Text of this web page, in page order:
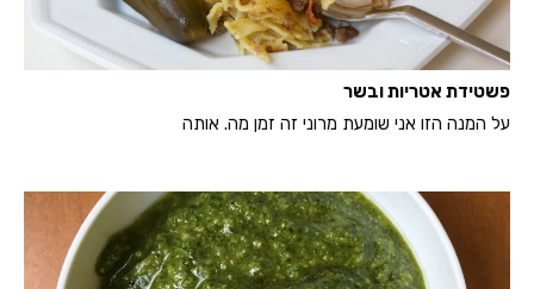
פשטידת אטריות ובשר
על המנה הזו אני שומעת מרוני זה זמן מה. אותה